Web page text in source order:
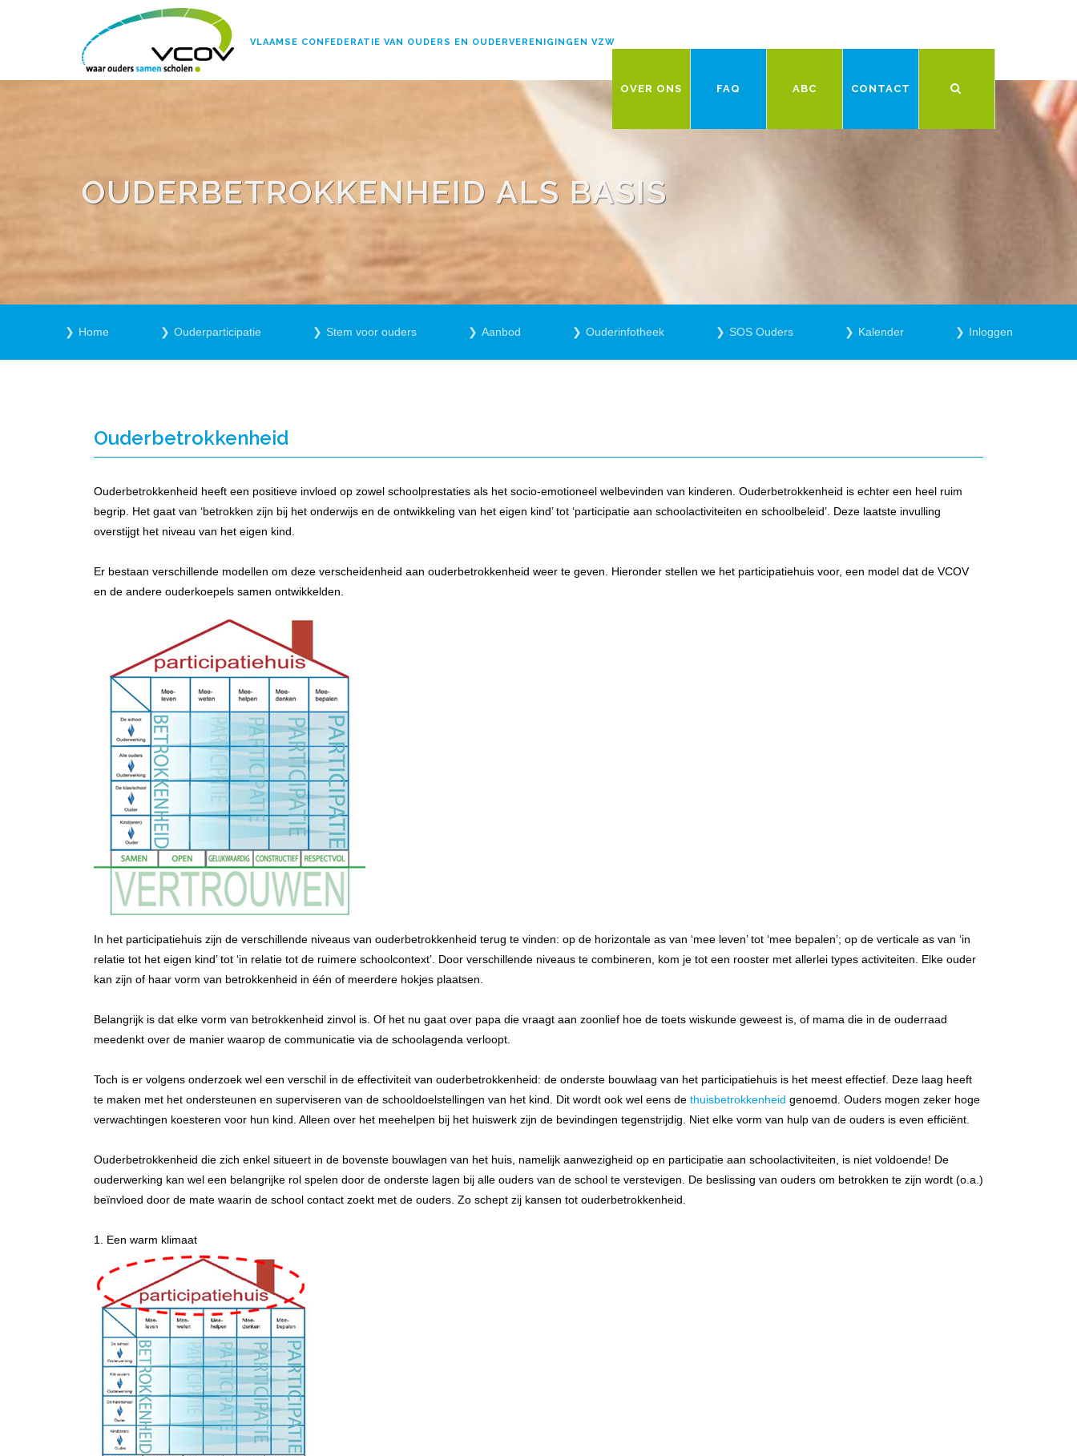
VLAAMSE CONFEDERATIE VAN OUDERS EN OUDERVERENIGINGEN VZW
OVER ONS FAQ ABC CONTACT
OUDERBETROKKENHEID ALS BASIS
Home Ouderparticipatie Stem voor ouders Aanbod Ouderinfotheek SOS Ouders Kalender Inloggen
Ouderbetrokkenheid
Ouderbetrokkenheid heeft een positieve invloed op zowel schoolprestaties als het socio-emotioneel welbevinden van kinderen. Ouderbetrokkenheid is echter een heel ruim
begrip. Het gaat van ‘betrokken zijn bij het onderwijs en de ontwikkeling van het eigen kind’ tot ‘participatie aan schoolactiviteiten en schoolbeleid’. Deze laatste invulling
overstijgt het niveau van het eigen kind.
Er bestaan verschillende modellen om deze verscheidenheid aan ouderbetrokkenheid weer te geven. Hieronder stellen we het participatiehuis voor, een model dat de VCOV
en de andere ouderkoepels samen ontwikkelden.
In het participatiehuis zijn de verschillende niveaus van ouderbetrokkenheid terug te vinden: op de horizontale as van ‘mee leven’ tot ‘mee bepalen’; op de verticale as van ‘in
relatie tot het eigen kind’ tot ‘in relatie tot de ruimere schoolcontext’. Door verschillende niveaus te combineren, kom je tot een rooster met allerlei types activiteiten. Elke ouder
kan zijn of haar vorm van betrokkenheid in één of meerdere hokjes plaatsen.
Belangrijk is dat elke vorm van betrokkenheid zinvol is. Of het nu gaat over papa die vraagt aan zoonlief hoe de toets wiskunde geweest is, of mama die in de ouderraad
meedenkt over de manier waarop de communicatie via de schoolagenda verloopt.
Toch is er volgens onderzoek wel een verschil in de effectiviteit van ouderbetrokkenheid: de onderste bouwlaag van het participatiehuis is het meest effectief. Deze laag heeft
te maken met het ondersteunen en superviseren van de schooldoelstellingen van het kind. Dit wordt ook wel eens de thuisbetrokkenheid genoemd. Ouders mogen zeker hoge
verwachtingen koesteren voor hun kind. Alleen over het meehelpen bij het huiswerk zijn de bevindingen tegenstrijdig. Niet elke vorm van hulp van de ouders is even efficiënt.
Ouderbetrokkenheid die zich enkel situeert in de bovenste bouwlagen van het huis, namelijk aanwezigheid op en participatie aan schoolactiviteiten, is niet voldoende! De
ouderwerking kan wel een belangrijke rol spelen door de onderste lagen bij alle ouders van de school te verstevigen. De beslissing van ouders om betrokken te zijn wordt (o.a.)
beïnvloed door de mate waarin de school contact zoekt met de ouders. Zo schept zij kansen tot ouderbetrokkenheid.
1. Een warm klimaat